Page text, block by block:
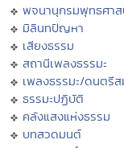
พจนานุกรมพุทธศา
มิลินทปัญหา
เสียงธรรม
สถานีเพลงธรรมะ
เพลงธรรมะ/ดนตรีส
ธรรมะปฏิบัติ
คลังแสงแห่งธรรม
บทสวดมนต์